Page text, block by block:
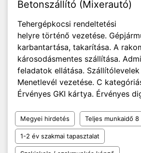
Betonszállító (Mixerautó)
Tehergépkocsi rendeltetési
helyre történő vezetése.
karbantartása, takarítása. A
károsodásmentes szállítása.
feladatok ellátása. Szállítólevelek
Menetlevél vezetése. C
Érvényes GKI kártya. Érvényes
Megyei hirdetés Teljes munkaidő 8
1-2 év szakmai tapasztalat